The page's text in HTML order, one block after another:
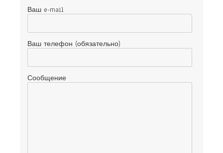
Ваш e-mail
Ваш телефон (обязательно)
Сообщение